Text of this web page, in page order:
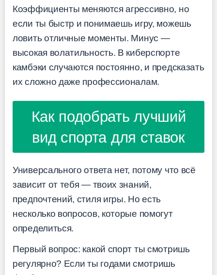
Коэффициенты меняются агрессивно, но
если ты быстр и понимаешь игру, можешь
ловить отличные моменты. Минус —
высокая волатильность. В киберспорте
камбэки случаются постоянно, и предсказать
их сложно даже профессионалам.
Как подобрать лучший
вид спорта для ставок
Универсального ответа нет, потому что всё
зависит от тебя — твоих знаний,
предпочтений, стиля игры. Но есть
несколько вопросов, которые помогут
определиться.
Первый вопрос: какой спорт ты смотришь
регулярно? Если ты годами смотришь